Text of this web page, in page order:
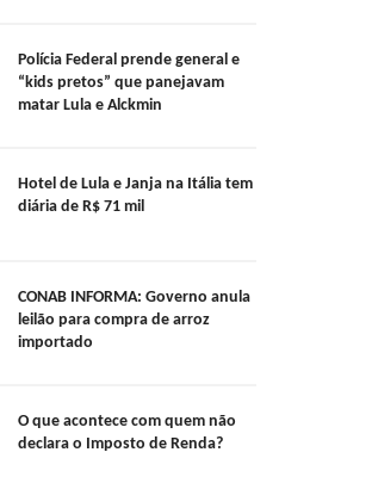
Polícia Federal prende general e
“kids pretos” que panejavam
matar Lula e Alckmin
Hotel de Lula e Janja na Itália tem
diária de R$ 71 mil
CONAB INFORMA: Governo anula
leilão para compra de arroz
importado
O que acontece com quem não
declara o Imposto de Renda?